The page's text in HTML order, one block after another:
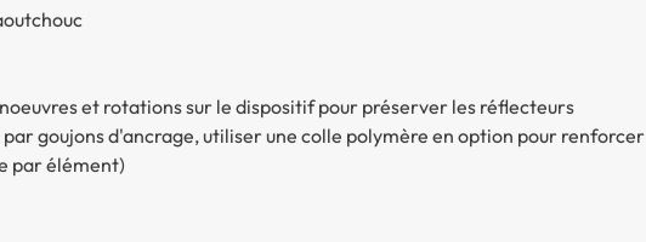
et rotations sur le dispositif pour préserver les réflecteurs
goujons d'ancrage, utiliser une colle polymère en option pour renforcer
par élément)